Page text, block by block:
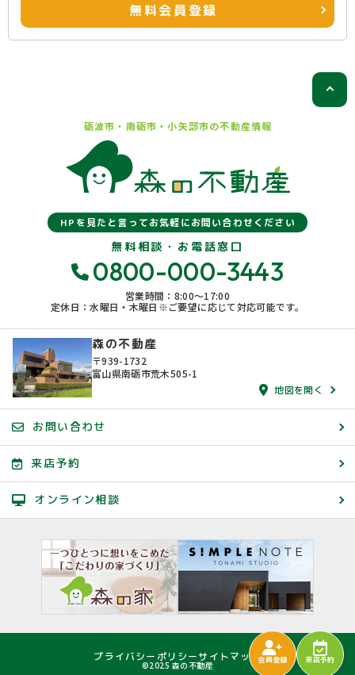
無料会員登録
会員登録 来店予約
砺波市・南砺市・小矢部市の不動産情報
HPを見たと言ってお気軽にお問い合わせください
無料相談・お電話窓口
0800-000-3443
営業時間：8:00〜17:00
定休日：水曜日・木曜日※ご要望に応じて対応可能です。
森の不動産
〒939-1732
富山県南砺市荒木505-1
地図を開く
お問い合わせ
来店予約
オンライン相談
プライバシーポリシーサイトマップ
©2025 森の不動産